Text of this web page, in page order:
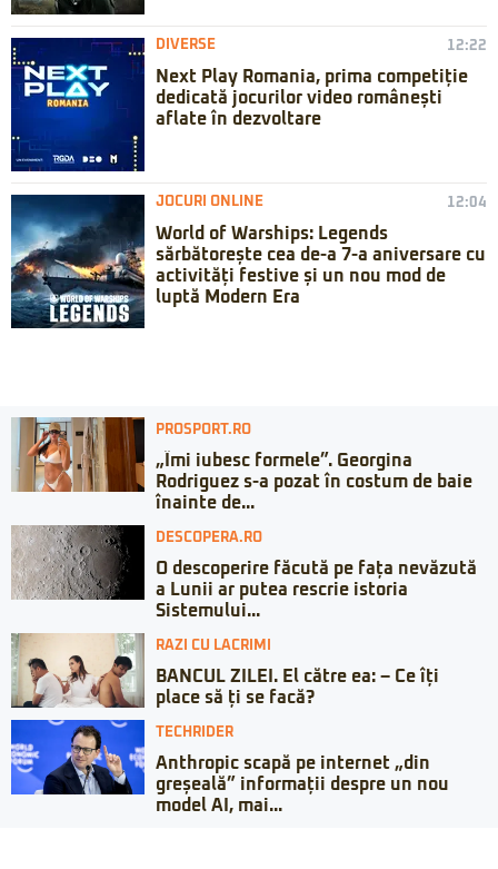
DIVERSE 12:22
Next Play Romania, prima competiție
dedicată jocurilor video românești
aflate în dezvoltare
JOCURI ONLINE 12:04
World of Warships: Legends
sărbătorește cea de-a 7-a aniversare cu
activități festive și un nou mod de
luptă Modern Era
PROSPORT.RO
„Îmi iubesc formele”. Georgina
Rodriguez s-a pozat în costum de baie
înainte de...
DESCOPERA.RO
O descoperire făcută pe fața nevăzută
a Lunii ar putea rescrie istoria
Sistemului...
RAZI CU LACRIMI
BANCUL ZILEI. El către ea: – Ce îți
place să ți se facă?
TECHRIDER
Anthropic scapă pe internet „din
greșeală” informații despre un nou
model AI, mai...